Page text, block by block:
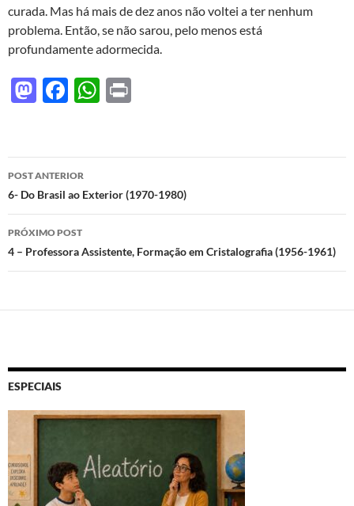
curada. Mas há mais de dez anos não voltei a ter nenhum
problema. Então, se não sarou, pelo menos está
profundamente adormecida.
M
d
o
n
F
b
o
o
k
W
s
A
p
p
Navegação
de
posts
POST ANTERIOR
6- Do Brasil ao Exterior (1970-1980)
PRÓXIMO POST
4 – Professora Assistente, Formação em Cristalografia (1956-1961)
ESPECIAIS